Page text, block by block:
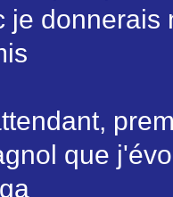
je donnerais
que